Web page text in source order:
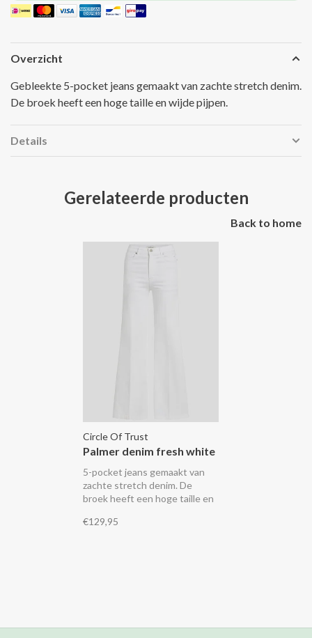
Overzicht
Gebleekte 5-pocket jeans gemaakt van zachte stretch denim.
De broek heeft een hoge taille en wijde pijpen.
Details
Gerelateerde producten
Back to home
Circle Of Trust
Palmer denim fresh white
5-pocket jeans gemaakt van
zachte stretch denim. De
broek heeft een hoge taille en
€129,95